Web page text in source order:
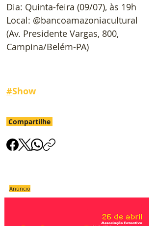
Dia: Quinta-feira (09/07), às 19h
Local: @bancoamazoniacultural
(Av. Presidente Vargas, 800,
Campina/Belém-PA)
#Show
Compartilhe
Anúncio